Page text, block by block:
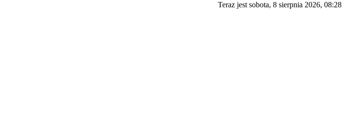
Teraz jest sobota, 8 sierpnia 2026, 08:28